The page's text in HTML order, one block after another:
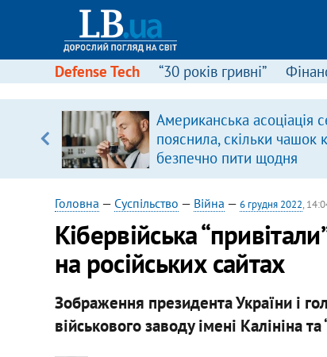
Defense Tech “30 років гривні”
Американська асоціація
пояснила, скільки чашок
безпечно пити щодня
Головна — Суспільство — Війна — 6 грудня 2022,
​Кібервійська
на російських сайтах
Зображення президента України і
військового заводу імені Калініна